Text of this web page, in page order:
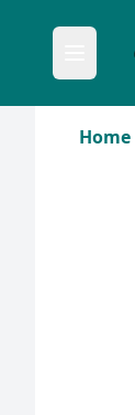
Home